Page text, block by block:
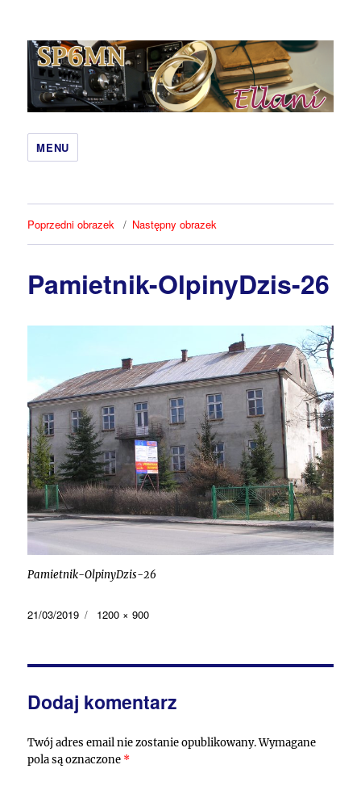
Qcoby – SP6MN i Ewa Hobbit
MENU
Poprzedni obrazek Następny obrazek
Pamietnik-OlpinyDzis-26
Pamietnik-OlpinyDzis-26
Data
21/03/2019
Pełny
1200 × 900
Dodaj komentarz
Twój adres email nie zostanie opublikowany. Wymagane
pola są oznaczone *